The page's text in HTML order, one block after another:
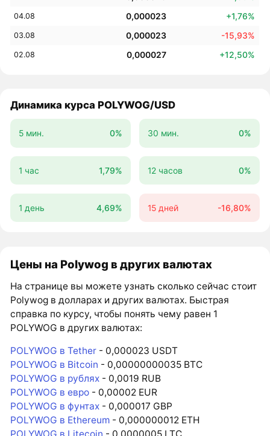
04.08 0,000023 +1,76%
03.08 0,000023 -15,93%
02.08 0,000027 +12,50%
Динамика курса POLYWOG/USD
5 мин. 0% 30 мин. 0%
1 час 1,79% 12 часов 0%
1 день 4,69% 15 дней -16,80%
Цены на Polywog в других валютах
На странице вы можете узнать сколько сейчас стоит
Polywog в долларах и других валютах. Быстрая
справка по курсу, чтобы понять чему равен 1
POLYWOG в других валютах:
POLYWOG в Tether - 0,000023 USDT
POLYWOG в Bitcoin - 0,00000000035 BTC
POLYWOG в рублях - 0,0019 RUB
POLYWOG в евро - 0,00002 EUR
POLYWOG в фунтах - 0,000017 GBP
POLYWOG в Ethereum - 0,000000012 ETH